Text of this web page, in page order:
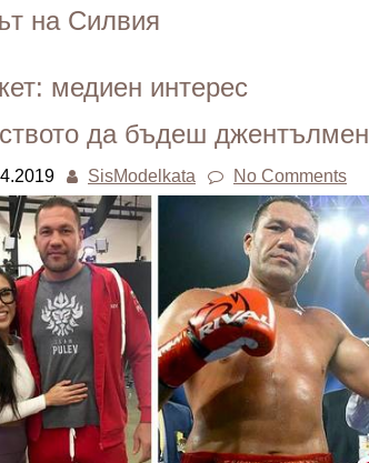
на Силвия
медиен интерес
да бъдеш джентълмен
SisModelkata No Comments